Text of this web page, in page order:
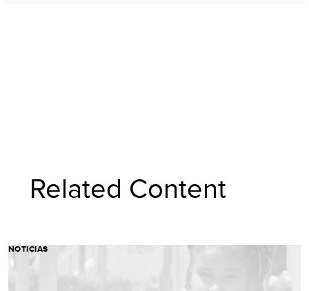
Related Content
NOTICIAS